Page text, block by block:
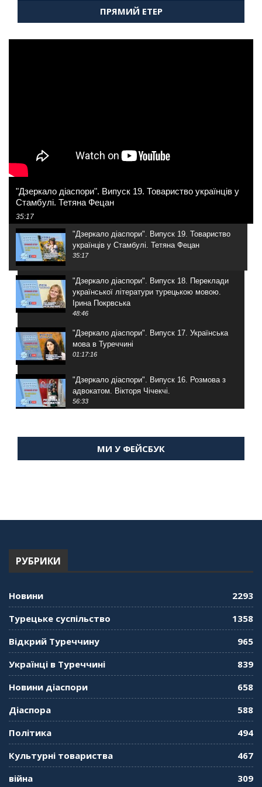
ПРЯМИЙ ЕТЕР
"Дзеркало діаспори". Випуск 19. Товариство українців у
Стамбулі. Тетяна Фецан
35:17
"Дзеркало діаспори". Випуск 19. Товариство
українців у Стамбулі. Тетяна Фецан
35:17
"Дзеркало діаспори". Випуск 18. Переклади
української літератури турецькою мовою.
Ірина Покрвська
48:46
"Дзеркало діаспори". Випуск 17. Українська
мова в Туреччині
01:17:16
"Дзеркало діаспори". Випуск 16. Розмова з
адвокатом. Вікторя Чічекчі.
56:33
Мухарський про життя в Туреччині
"Дзеркало діаспори". Випуск 13. МУШ в
"Дзеркало діаспори". Випуск 11. Олександр
"Дзеркало діаспори". Випуск 10. Тонкощі та
кримськотатарського прапора. Феріде Шахін
"Дзеркало діаспори". Випуск 8. Розмова з
Послом
МИ У ФЕЙСБУК
РУБРИКИ
Новини
2293
Турецьке суспільство
1358
Відкрий Туреччину
965
Українці в Туреччині
839
Новини діаспори
658
Діаспора
588
Політика
494
Культурні товариства
467
війна
309